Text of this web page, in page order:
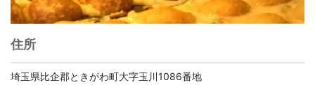
住所
埼玉県比企郡ときがわ町大字玉川1086番地